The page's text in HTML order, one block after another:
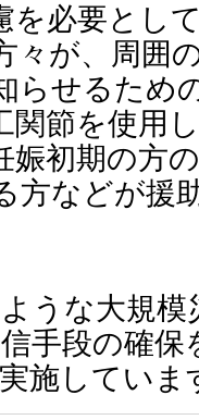
を必要とし
々が、周囲
らせるため
関節を使用
娠初期の方
方などが援
うな大規模
手段の確
施していま